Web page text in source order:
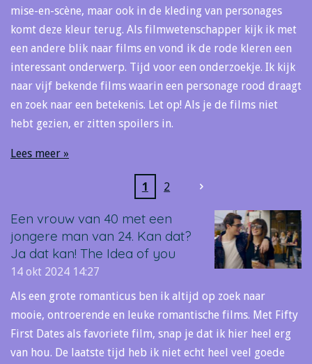
mise-en-scène, maar ook in de kleding van personages
komt deze kleur terug. Als filmwetenschapper kijk ik met
een andere blik naar films en vond ik de rode kleren een
interessant onderwerp. Tijd voor een onderzoekje. Ik kijk
naar vijf bekende films waarin een personage rood draagt
en zoek naar een betekenis. Let op! Als je de films niet
hebt gezien, er zitten spoilers in.
Lees meer »
1 2
Een vrouw van 40 met een
jongere man van 24. Kan dat?
Ja dat kan! The Idea of you
14 okt 2024 14:27
Als een grote romanticus ben ik altijd op zoek naar
mooie, ontroerende en leuke romantische films. Met Fifty
First Dates als favoriete film, snap je dat ik hier heel erg
van hou. De laatste tijd heb ik niet echt heel veel goede